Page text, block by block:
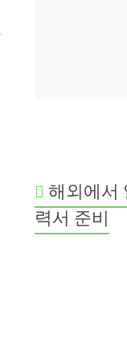
,
해외에서
력서 준비